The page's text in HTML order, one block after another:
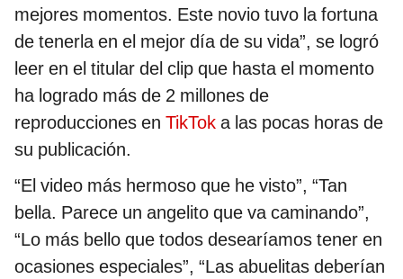
mejores momentos. Este novio tuvo la fortuna
de tenerla en el mejor día de su vida”, se logró
leer en el titular del clip que hasta el momento
ha logrado más de 2 millones de
reproducciones en TikTok a las pocas horas de
su publicación.
“El video más hermoso que he visto”, “Tan
bella. Parece un angelito que va caminando”,
“Lo más bello que todos desearíamos tener en
ocasiones especiales”, “Las abuelitas deberían